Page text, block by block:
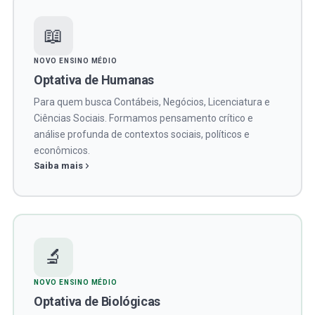
📖
NOVO ENSINO MÉDIO
Optativa de Humanas
Para quem busca Contábeis, Negócios, Licenciatura e
Ciências Sociais. Formamos pensamento crítico e
análise profunda de contextos sociais, políticos e
econômicos.
Saiba mais
🔬
NOVO ENSINO MÉDIO
Optativa de Biológicas